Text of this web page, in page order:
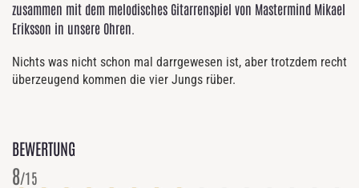
zusammen mit dem melodisches Gitarrenspiel von Mastermind Mikael
Eriksson in unsere Ohren.
Nichts was nicht schon mal darrgewesen ist, aber trotzdem recht
überzeugend kommen die vier Jungs rüber.
BEWERTUNG
8/15